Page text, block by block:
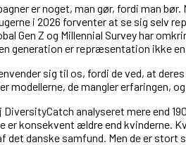
er noget, man gør, fordi man
i 2026 forventer at se sig selv
Gen Z og Millennial Survey har
generation er repræsentation ikke
sig til os, fordi de ved, at
modellerne, de mangler erfaringen,
analyseret mere end
konsekvent ældre end kvinderne.
danske samfund. Men de er